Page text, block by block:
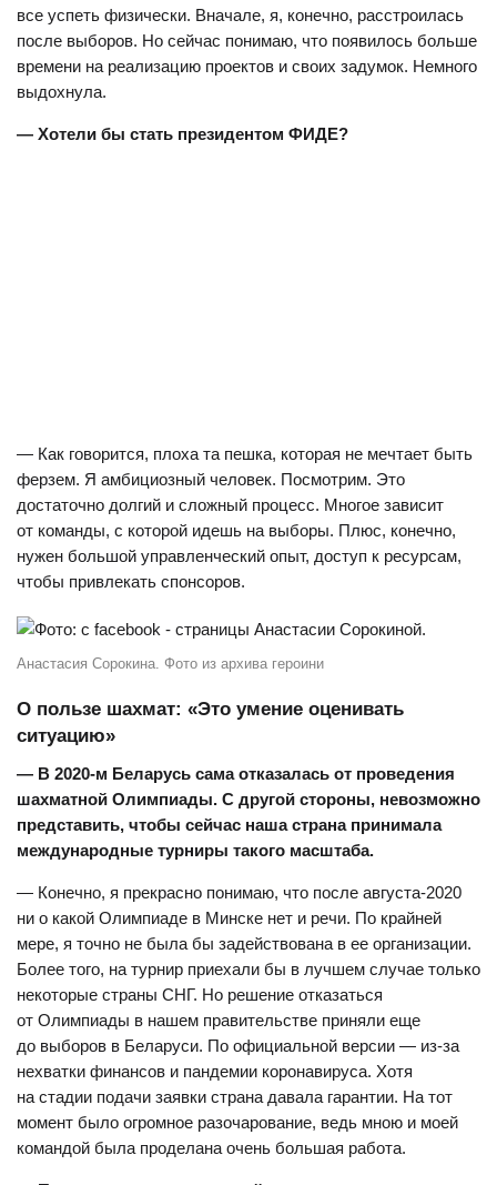
все успеть физически. Вначале, я, конечно, расстроилась
после выборов. Но сейчас понимаю, что появилось больше
времени на реализацию проектов и своих задумок. Немного
выдохнула.
— Хотели бы стать президентом ФИДЕ?
— Как говорится, плоха та пешка, которая не мечтает быть
ферзем. Я амбициозный человек. Посмотрим. Это
достаточно долгий и сложный процесс. Многое зависит
от команды, с которой идешь на выборы. Плюс, конечно,
нужен большой управленческий опыт, доступ к ресурсам,
чтобы привлекать спонсоров.
Анастасия Сорокина. Фото из архива героини
О пользе шахмат: «Это умение оценивать
ситуацию»
— В 2020-м Беларусь сама отказалась от проведения
шахматной Олимпиады. С другой стороны, невозможно
представить, чтобы сейчас наша страна принимала
международные турниры такого масштаба.
— Конечно, я прекрасно понимаю, что после августа-2020
ни о какой Олимпиаде в Минске нет и речи. По крайней
мере, я точно не была бы задействована в ее организации.
Более того, на турнир приехали бы в лучшем случае только
некоторые страны СНГ. Но решение отказаться
от Олимпиады в нашем правительстве приняли еще
до выборов в Беларуси. По официальной версии — из-за
нехватки финансов и пандемии коронавируса. Хотя
на стадии подачи заявки страна давала гарантии. На тот
момент было огромное разочарование, ведь мною и моей
командой была проделана очень большая работа.